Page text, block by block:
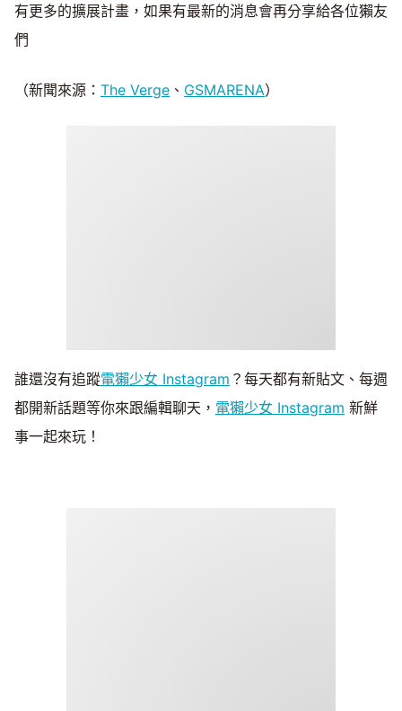
有更多的擴展計畫，如果有最新的消息會再分享給各位獺友
們
（新聞來源： The Verge 、 GSMARENA）
誰還沒有追蹤電獺少女 Instagram ？每天都有新貼文、每週
都開新話題等你來跟編輯聊天， 電獺少女 Instagram 新鮮
事一起來玩！